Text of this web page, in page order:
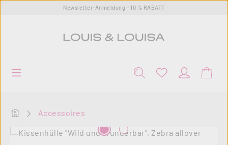
Zum Hauptinhalt springenNewsletter-Anmeldung - 10 % RABATT
Startseite
Accessoires
Bildergalerie überspringen